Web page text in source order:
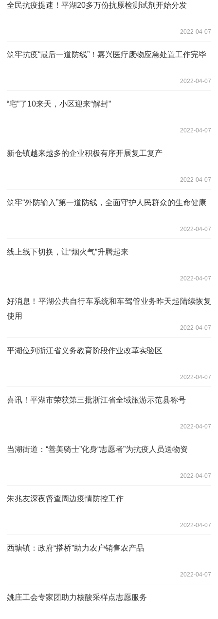
全民抗疫提速！平湖20多万份抗原检测试剂开始分发
2022-04-07
筑牢抗疫“最后一道防线”！嘉兴医疗废物应急处置工作完毕
2022-04-07
“宅”了10来天，小区迎来“解封”
2022-04-07
新仓镇越来越多的企业积极有序开展复工复产
2022-04-07
筑牢“外防输入”第一道防线，全面守护人民群众的生命健康
2022-04-07
线上线下切换，让“烟火气”升腾起来
2022-04-07
好消息！平湖公共自行车系统和车驾管业务昨天起陆续恢复
使用
2022-04-07
平湖位列浙江省义务教育阶段作业改革实验区
2022-04-07
喜讯！平湖市荣获第三批浙江省全域旅游示范县称号
2022-04-07
当湖街道：“善美骑士”化身“志愿者”为抗疫人员送物资
2022-04-07
朱兆友深夜督查周边疫情防控工作
2022-04-07
西塘镇：政府“搭桥”助力农户销售农产品
2022-04-07
姚庄工会专家团助力核酸采样点志愿服务